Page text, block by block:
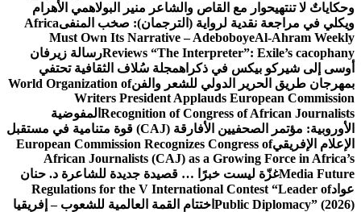
وحكاياتٌ لا تنتهيحوار مع القاص والشاعر منير البولاهمي الأهرام
ويكلي في مراجعة نقدية لرواية (الترجمان): صخب المنفىAfrica
Must Own Its Narrative – AdeboboyeAl-Ahram Weekly
Reviews “The Interpreter”: Exile’s cacophanyرسالة زيرفان
أوسى إلى شيركو بيكس في ذكراهمجلة سُلاف الثقافية تحتفي
بمهرجان طريق الحرير الدولي للشعر والفنWorld Organization of
Writers President Applauds European Commission
Recognition of Congress of African Journalists المفوضية
الأوروبية: مؤتمر الصحفيين الأفارقة (CAJ) قوة متنامية في مستقبل
الإعلام الإفريقيEuropean Commission Recognizes Congress of
African Journalists (CAJ) as a Growing Force in Africa’s
Media Futureغزّة ليست خبرًا … قصيدة جديدة للشاعرة د. حنان
عوادRegulations for the V International Contest “Leader of
Public Diplomacy” (2026) اختتام القمة العالمية للشعوب – إفريقيا